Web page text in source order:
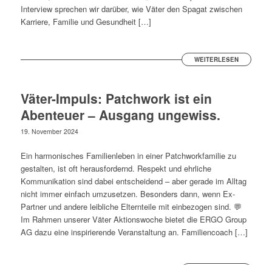
Interview sprechen wir darüber, wie Väter den Spagat zwischen
Karriere, Familie und Gesundheit […]
WEITERLESEN
Väter-Impuls: Patchwork ist ein
Abenteuer – Ausgang ungewiss.
19. November 2024
Ein harmonisches Familienleben in einer Patchworkfamilie zu
gestalten, ist oft herausfordernd. Respekt und ehrliche
Kommunikation sind dabei entscheidend – aber gerade im Alltag
nicht immer einfach umzusetzen. Besonders dann, wenn Ex-
Partner und andere leibliche Elternteile mit einbezogen sind. 💬
Im Rahmen unserer Väter Aktionswoche bietet die ERGO Group
AG dazu eine inspirierende Veranstaltung an. Familiencoach […]